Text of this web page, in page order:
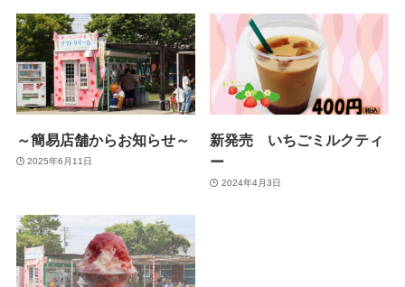
～簡易店舗からお知らせ～
2025年6月11日
新発売 いちごミルクティ
ー
2024年4月3日